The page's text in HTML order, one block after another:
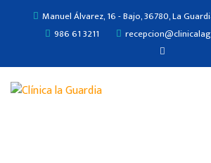
Manuel Álvarez, 16 - Bajo, 36780, La
986 61 3211